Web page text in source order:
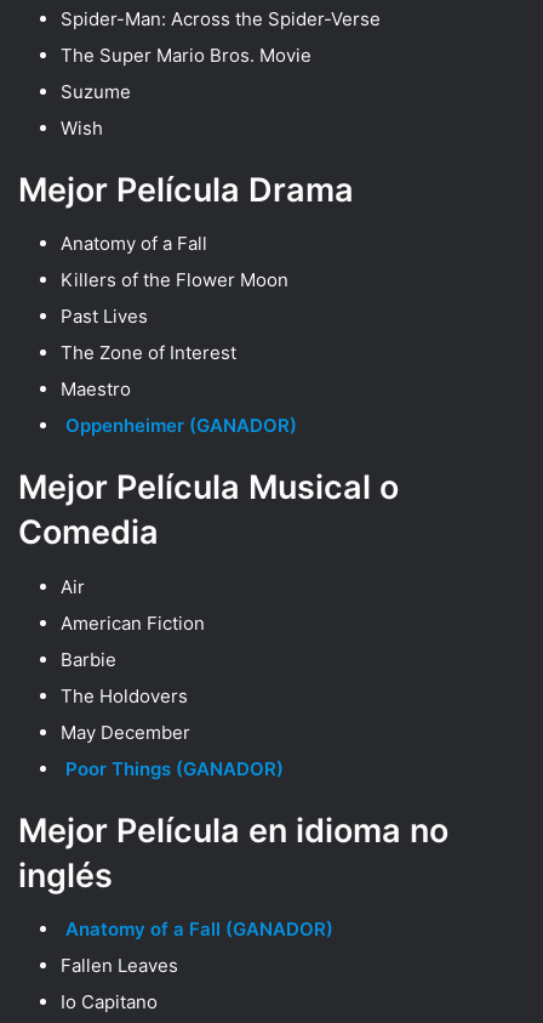
Spider-Man: Across the Spider-Verse
The Super Mario Bros. Movie
Suzume
Wish
Mejor Película Drama
Anatomy of a Fall
Killers of the Flower Moon
Past Lives
The Zone of Interest
Maestro
Oppenheimer (GANADOR)
Mejor Película Musical o
Comedia
Air
American Fiction
Barbie
The Holdovers
May December
Poor Things (GANADOR)
Mejor Película en idioma no
inglés
Anatomy of a Fall (GANADOR)
Fallen Leaves
Io Capitano